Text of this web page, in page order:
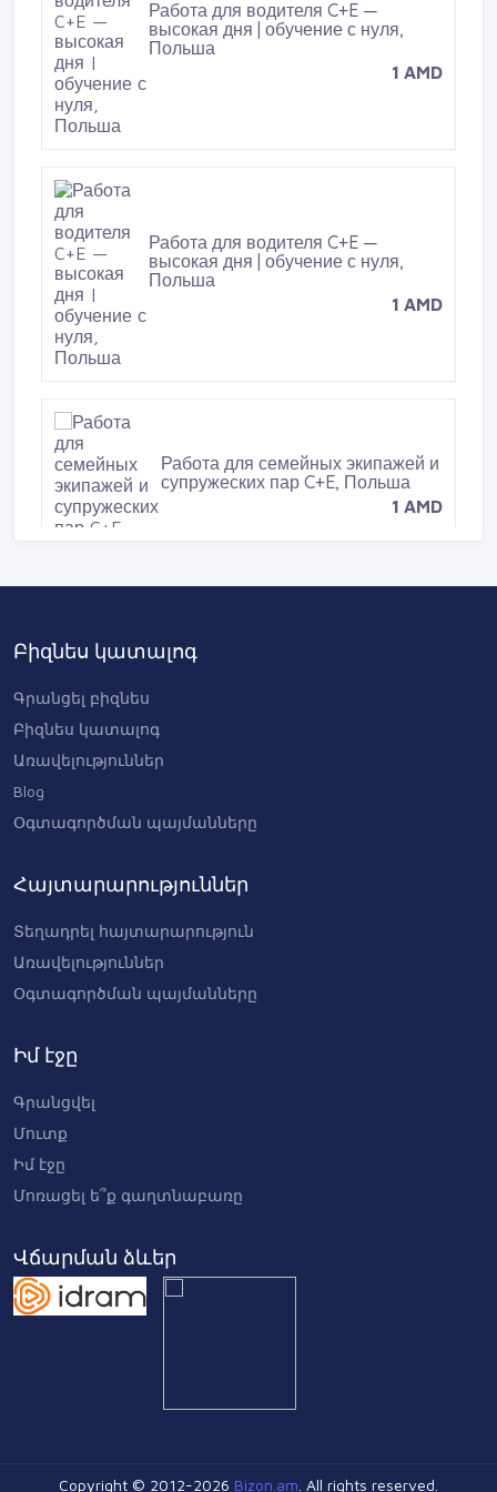
Работа для водителя C+E —
высокая дня | обучение с нуля,
Польша
1 AMD
Работа для водителя C+E —
высокая дня | обучение с нуля,
Польша
1 AMD
Работа для семейных экипажей и
супружеских пар C+E, Польша
1 AMD
Водитель C+E | Европа | до 120 €
нетто в день
Բիզնես կատալոգ
Գրանցել բիզնես
Բիզնես կատալոգ
Առավելություններ
Blog
Օգտագործման պայմանները
Հայտարարություններ
Տեղադրել հայտարարություն
Առավելություններ
Օգտագործման պայմանները
Իմ էջը
Գրանցվել
Մուտք
Իմ էջը
Մոռացել ե՞ք գաղտնաբառը
Վճարման ձևեր
Copyright © 2012-2026 Bizon.am . All rights reserved.